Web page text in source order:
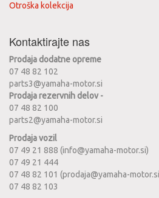
Otroška kolekcija
Kontaktirajte nas
Prodaja dodatne opreme
07 48 82 102
parts3@yamaha-motor.si
Prodaja rezervnih delov -
07 48 82 100
parts2@yamaha-motor.si
Prodaja vozil
07 49 21 888 (info@yamaha-motor.si)
07 49 21 444
07 48 82 101 (prodaja@yamaha-
07 48 82 103